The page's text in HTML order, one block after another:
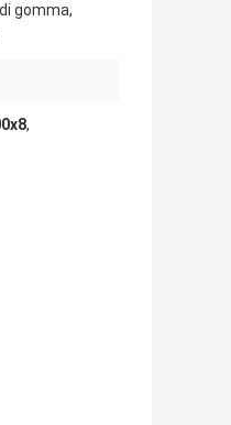
gomma,
,